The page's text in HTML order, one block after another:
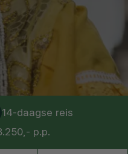
14-daagse reis
p.p.